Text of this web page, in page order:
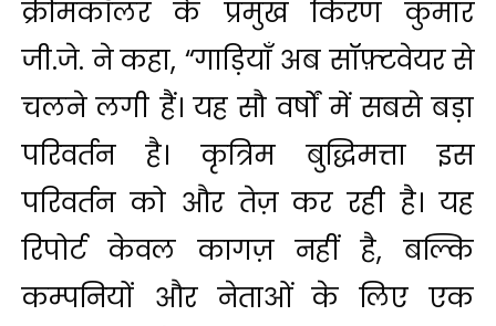
क्रीमकॉलर के प्रमुख किरण कुमार
जी.जे. ने कहा, “गाड़ियाँ अब सॉफ़्टवेयर से
चलने लगी हैं। यह सौ वर्षों में सबसे बड़ा
परिवर्तन है। कृत्रिम बुद्धिमत्ता इस
परिवर्तन को और तेज़ कर रही है। यह
रिपोर्ट केवल कागज़ नहीं है, बल्कि
कम्पनियों और नेताओं के लिए एक